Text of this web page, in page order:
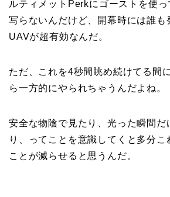
ルティメットPerkにゴーストを使
写らないんだけど、開幕時には誰も
UAVが超有効なんだ。
ただ、これを4秒間眺め続けてる間
ら一方的にやられちゃうんだよね。
安全な物陰で見たり、光った瞬間だ
り、ってことを意識してくと多分こ
ことが減らせると思うんだ。